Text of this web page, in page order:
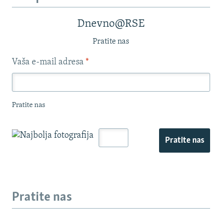
Dnevno@RSE
Pratite nas
Vaša e-mail adresa *
Pratite nas
Pratite nas
Pratite nas